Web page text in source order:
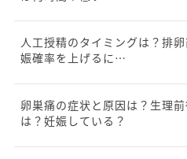
人工授精のタイミングは？排
娠確率を上げるに…
卵巣痛の症状と原因は？生理
は？妊娠している？